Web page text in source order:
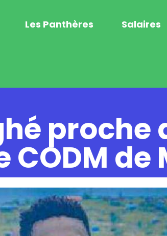
Les Panthères Salaires
proche
CODM de